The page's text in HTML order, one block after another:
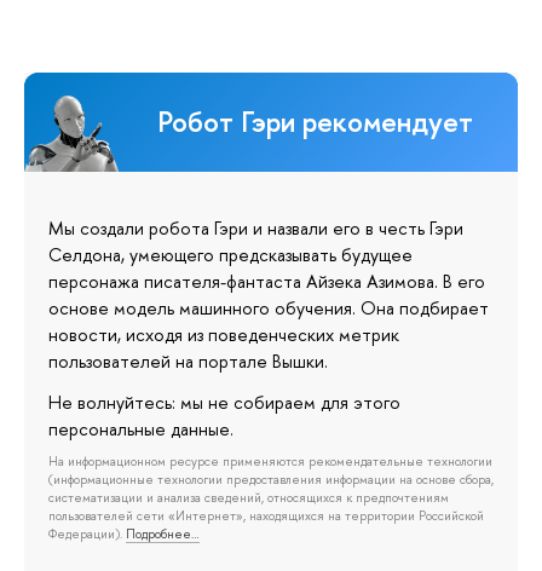
Робот Гэри рекомендует
Мы создали робота Гэри и назвали его в честь Гэри
Селдона, умеющего предсказывать будущее
персонажа писателя-фантаста Айзека Азимова. В его
основе модель машинного обучения. Она подбирает
новости, исходя из поведенческих метрик
пользователей на портале Вышки.
Не волнуйтесь: мы не собираем для этого
персональные данные.
На информационном ресурсе применяются рекомендательные технологии
(информационные технологии предоставления информации на основе сбора,
систематизации и анализа сведений, относящихся к предпочтениям
пользователей сети «Интернет», находящихся на территории Российской
Федерации). Подробнее…